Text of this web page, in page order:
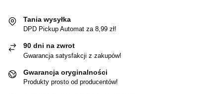
Tania wysyłka
DPD Pickup Automat za 8,99 zł!
90 dni na zwrot
Gwarancja satysfakcji z zakupów!
Gwarancja oryginalności
Produkty prosto od producentów!